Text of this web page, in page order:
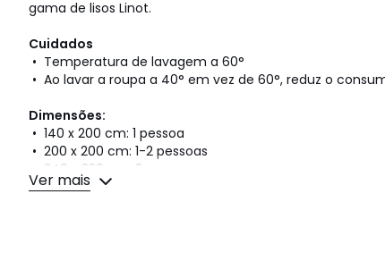
gama de lisos Linot.
Cuidados
• Temperatura de lavagem a 60°
• Ao lavar a roupa a 40° em vez de 60°, reduz o
Dimensões:
• 140 x 200 cm: 1 pessoa
• 200 x 200 cm: 1-2 pessoas
• 240 x 220 cm: 2 pessoas
• 260 x 240 cm: 2 pessoas
Ver mais